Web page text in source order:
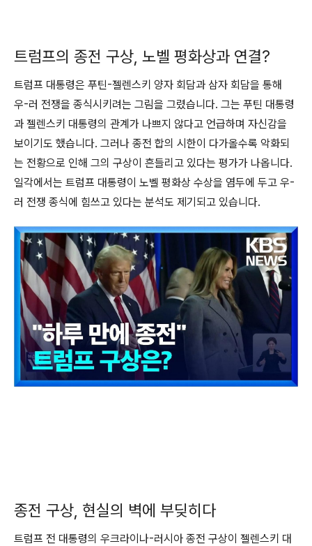
트럼프의 종전 구상, 노벨 평화상과 연결?
트럼프 대통령은 푸틴-젤렌스키 양자 회담과 삼자 회담을 통해
우-러 전쟁을 종식시키려는 그림을 그렸습니다. 그는 푸틴 대통령
과 젤렌스키 대통령의 관계가 나쁘지 않다고 언급하며 자신감을
보이기도 했습니다. 그러나 종전 합의 시한이 다가올수록 악화되
는 전황으로 인해 그의 구상이 흔들리고 있다는 평가가 나옵니다.
일각에서는 트럼프 대통령이 노벨 평화상 수상을 염두에 두고 우-
러 전쟁 종식에 힘쓰고 있다는 분석도 제기되고 있습니다.
종전 구상, 현실의 벽에 부딪히다
트럼프 전 대통령의 우크라이나-러시아 종전 구상이 젤렌스키 대